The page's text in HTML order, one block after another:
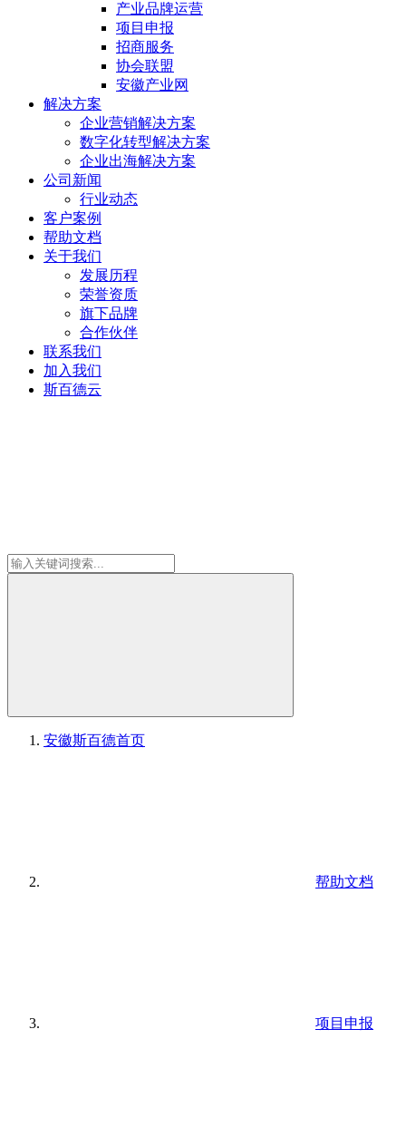
产业品牌运营
项目申报
招商服务
协会联盟
安徽产业网
解决方案
企业营销解决方案
数字化转型解决方案
企业出海解决方案
公司新闻
行业动态
客户案例
帮助文档
关于我们
发展历程
荣誉资质
旗下品牌
合作伙伴
联系我们
加入我们
斯百德云
安徽斯百德首页
帮助文档
项目申报